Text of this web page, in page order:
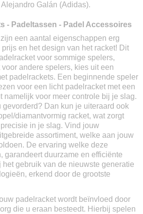
Galán (Adidas).
- Padeltassen - Padel Accessoires
een aantal eigenschappen erg
en het design van het racket! Dit
voor sommige spelers,
andere spelers, kies uit een
padelrackets. Een beginnende speler
voor een licht padelracket met een
namelijk voor meer controle bij je slag.
gevorderd? Dan kun je uiteraard ook
diamantvormig racket, wat zorgt
in je slag. Vind jouw
assortiment, welke aan jouw
De ervaring welke deze
garandeert duurzame en efficiënte
gebruik van de nieuwste generatie
erkend door de grootste
padelracket wordt beïnvloed door
die u eraan besteedt. Hierbij spelen